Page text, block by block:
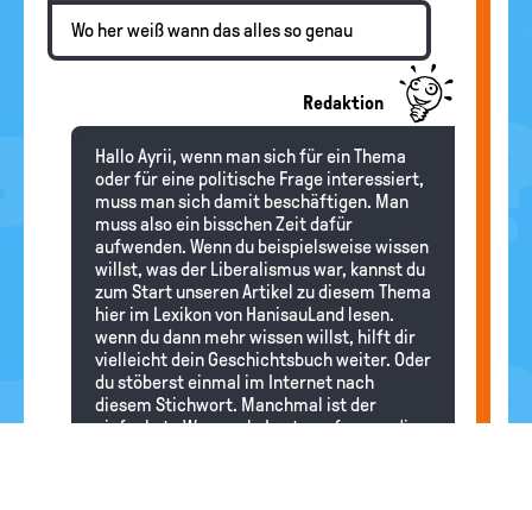
Wo her weiß wann das alles so genau
Redaktion
Hallo Ayrii, wenn man sich für ein Thema
oder für eine politische Frage interessiert,
muss man sich damit beschäftigen. Man
muss also ein bisschen Zeit dafür
aufwenden. Wenn du beispielsweise wissen
willst, was der Liberalismus war, kannst du
zum Start unseren Artikel zu diesem Thema
hier im Lexikon von HanisauLand lesen.
wenn du dann mehr wissen willst, hilft dir
vielleicht dein Geschichtsbuch weiter. Oder
du stöberst einmal im Internet nach
diesem Stichwort. Manchmal ist der
einfachste Weg auch, Leute zu fragen, die